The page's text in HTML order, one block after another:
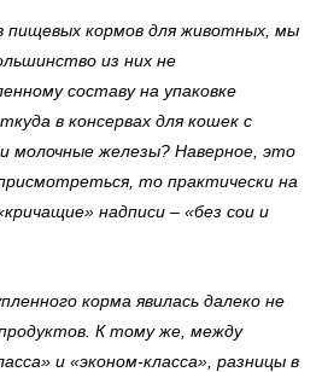
пищевых кормов для животных, мы
из них не
составу на упаковке
в консервах для кошек с
молочные железы? Наверное, это
то практически на
надписи – «без сои и
корма явилась далеко не
К тому же, между
и «эконом-класса», разницы в